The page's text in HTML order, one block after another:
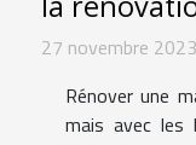
27 novembre
Rénover une
mais avec les